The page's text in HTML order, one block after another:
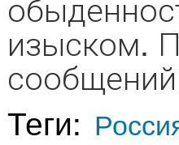
изыском.
Теги: